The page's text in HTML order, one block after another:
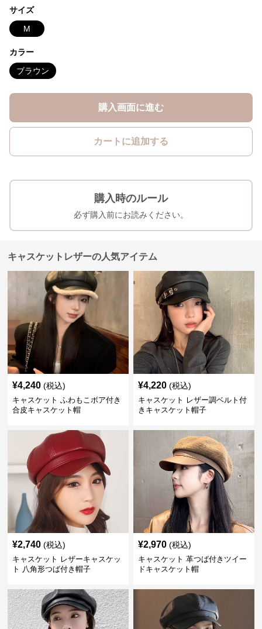
サイズ
M
カラー
ブラウン
購入画面に進む
カートに追加する
購入時のルール
必ず購入前にお読みください。
キャスケットレザーの人気アイテム
¥4,240 (税込)
キャスケット ふわもこボア付き
合皮キャスケット帽
¥4,220 (税込)
キャスケット レザー調ベルト付
きキャスケット帽子
¥2,740 (税込)
キャスケット レザーキャスケッ
ト 八角形つば付き帽子
¥2,970 (税込)
キャスケット 革つば付きツイー
ドキャスケット帽